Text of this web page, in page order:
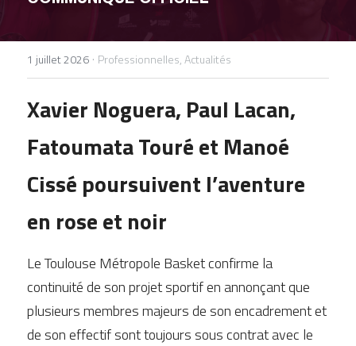
1 juillet 2026 · Professionnelles,Actualités
Xavier Noguera, Paul Lacan,
Fatoumata Touré et Manoé
Cissé poursuivent l’aventure
en rose et noir
Le Toulouse Métropole Basket confirme la
continuité de son projet sportif en annonçant que
plusieurs membres majeurs de son encadrement et
de son effectif sont toujours sous contrat avec le